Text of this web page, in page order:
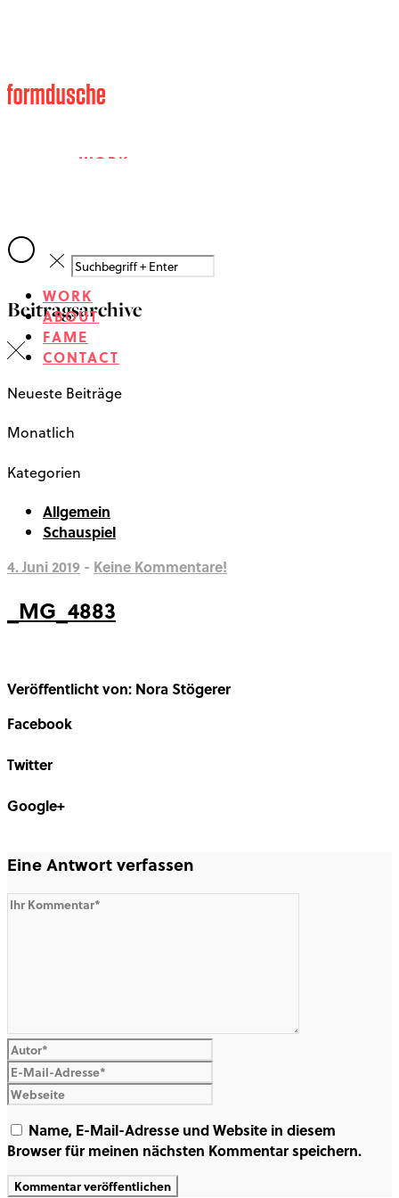
WORK
FAME
CONTACT
WORK
ABOUT
FAME
CONTACT
Beitragsarchive
Neueste Beiträge
Monatlich
Kategorien
Allgemein
Schauspiel
4. Juni 2019 - Keine Kommentare!
_MG_4883
Veröffentlicht von: Nora Stögerer
Facebook
Twitter
Google+
Eine Antwort verfassen
Name, E-Mail-Adresse und Website in diesem
Browser für meinen nächsten Kommentar speichern.